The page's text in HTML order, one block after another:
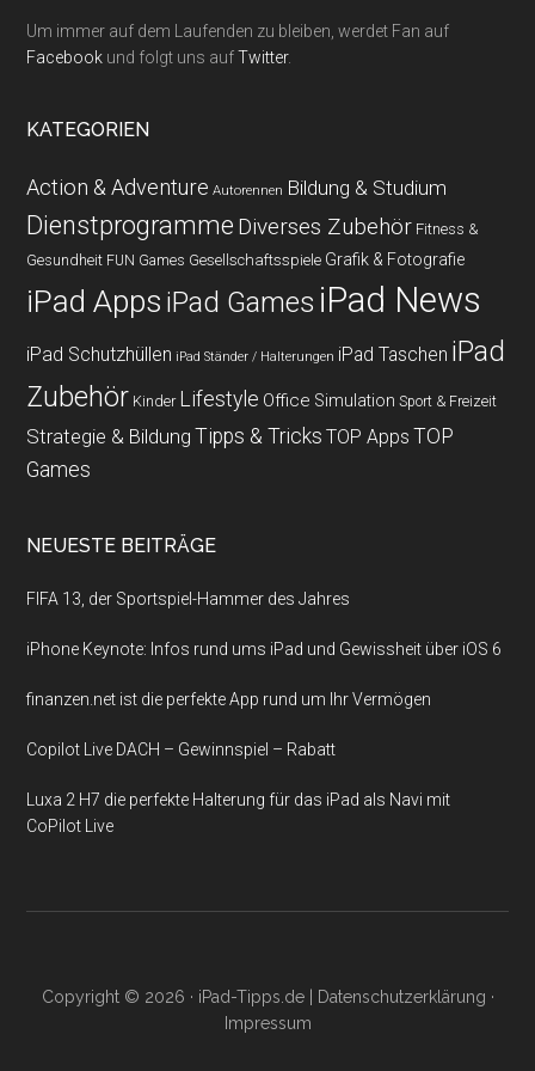
Um immer auf dem Laufenden zu bleiben, werdet Fan auf
Facebook und folgt uns aufTwitter.
KATEGORIEN
Action & Adventure Autorennen Bildung & Studium
Dienstprogramme Diverses Zubehör Fitness &
Gesundheit FUN Games Gesellschaftsspiele Grafik & Fotografie
iPad Apps iPad Games iPad News
iPad Schutzhüllen iPad Ständer / Halterungen iPad Taschen iPad
Zubehör Kinder Lifestyle Office Simulation Sport & Freizeit
Strategie & Bildung Tipps & Tricks TOP Apps TOP
Games
NEUESTE BEITRÄGE
FIFA 13, der Sportspiel-Hammer des Jahres
iPhone Keynote: Infos rund ums iPad und Gewissheit über iOS 6
finanzen.net ist die perfekte App rund um Ihr Vermögen
Copilot Live DACH – Gewinnspiel – Rabatt
Luxa 2 H7 die perfekte Halterung für das iPad als Navi mit
CoPilot Live
Copyright © 2026 · iPad-Tipps.de| Datenschutzerklärung ·
Impressum